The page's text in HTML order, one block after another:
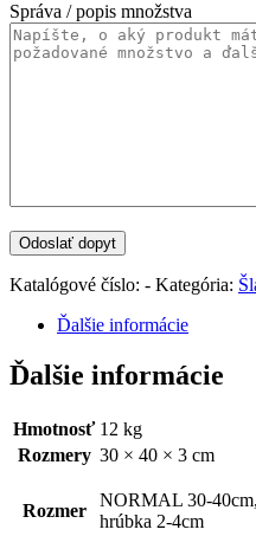
Správa / popis množstva
Katalógové číslo: - Kategória:
Ďalšie informácie
Ďalšie informácie
Hmotnosť 12 kg
Rozmery 30 × 40 × 3 cm
Rozmer
NORMAL 30-
hrúbka 2-4cm